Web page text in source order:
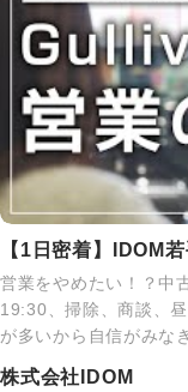
【1日密着】IDOM
営業をやめたい！？中
19:30、掃除、商談、
が多いから自信がみな
株式会社IDOM